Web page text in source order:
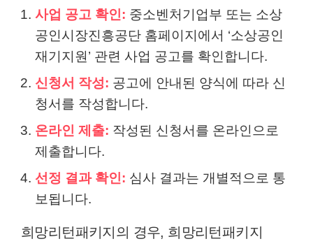
사업 공고 확인: 중소벤처기업부 또는 소상
공인시장진흥공단 홈페이지에서 ‘소상공인
재기지원’ 관련 사업 공고를 확인합니다.
신청서 작성: 공고에 안내된 양식에 따라 신
청서를 작성합니다.
온라인 제출: 작성된 신청서를 온라인으로
제출합니다.
선정 결과 확인: 심사 결과는 개별적으로 통
보됩니다.
희망리턴패키지의 경우, 희망리턴패키지